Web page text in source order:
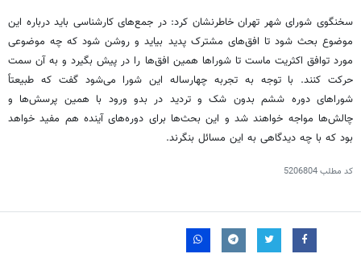
سخنگوی شورای شهر تهران خاطرنشان کرد: در جمع‌های کارشناسی باید درباره این
موضوع بحث شود تا افق‌های مشترک پدید بیاید و روشن شود که چه موضوعی
مورد توافق اکثریت ماست تا شوراها همین افق‌ها را در پیش بگیرد و به آن سمت
حرکت کنند. با توجه به تجربه چهارساله این شورا می‌شود گفت که طبیعتاً
شوراهای دوره ششم بدون شک و تردید در بدو ورود با همین پرسش‌ها و
چالش‌ها مواجه خواهند شد و این بحث‌ها برای دوره‌های آینده هم مفید خواهد
بود که با چه دیدگاهی به این مسائل بنگرند.
کد مطلب5206804